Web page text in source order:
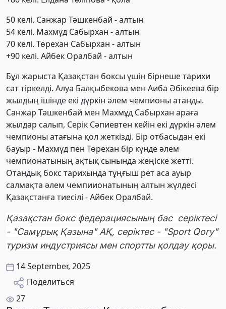
50 келі. Санжар Тәшкенбай - алтын
54 келі. Махмұд Сабырхан - алтын
70 келі. Төрехан Сабырхан - алтын
+90 келі. Айбек Оралбай - алтын
Бұл жарыста Қазақстан боксы үшін бірнеше тарихи
сәт тіркелді. Алуа Балқыбекова мен Аиба Әбікеева бір
жылдың ішінде екі дүркін әлем чемпионы атанды.
Санжар Тәшкенбай мен Махмұд Сабырхан араға
жылдар салып, Серік Сәпиевтен кейін екі дүркін әлем
чемпионы атағына қол жеткізді. Бір отбасыдан екі
бауыр - Махмұд пен Төрехан бір күнде әлем
чемпионатының ақтық сынында жеңіске жетті.
Отандық бокс тарихында тұңғыш рет аса ауыр
салмақта әлем чемпиионатының алтын жүлдесі
Қазақстанға тиесілі - Айбек Оралбай.
Қазақстан бокс федерациясының бас серіктесі
- "Самұрық Қазына" АҚ, серіктес - "Sport Qory"
туризм индустриясы мен спортты қолдау қоры.
14 September, 2025
Поделиться
27